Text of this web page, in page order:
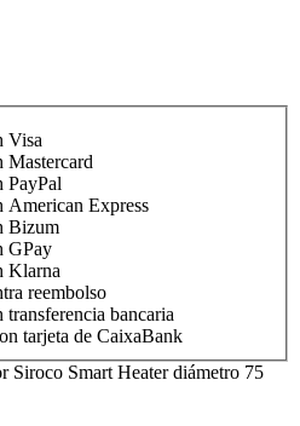
Siroco Smart Heater diámetro 75